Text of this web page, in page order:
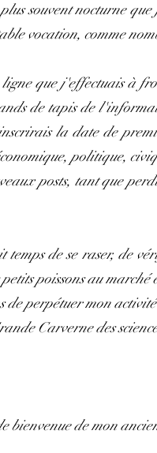
souvent nocturne
vocation, comme
ligne que j'effectuais à
de tapis de
la date de
politique,
posts, tant que
temps de se raser, de
poissons au
perpétuer mon
Carverne des
bienvenue de mon